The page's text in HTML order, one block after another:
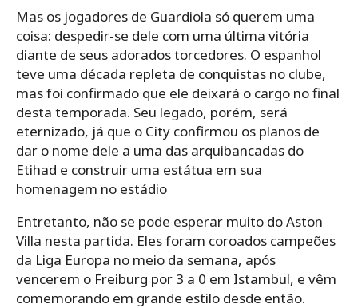
Mas os jogadores de Guardiola só querem uma
coisa: despedir-se dele com uma última vitória
diante de seus adorados torcedores. O espanhol
teve uma década repleta de conquistas no clube,
mas foi confirmado que ele deixará o cargo no final
desta temporada. Seu legado, porém, será
eternizado, já que o City confirmou os planos de
dar o nome dele a uma das arquibancadas do
Etihad e construir uma estátua em sua
homenagem no estádio
Entretanto, não se pode esperar muito do Aston
Villa nesta partida. Eles foram coroados campeões
da Liga Europa no meio da semana, após
vencerem o Freiburg por 3 a 0 em Istambul, e vêm
comemorando em grande estilo desde então.